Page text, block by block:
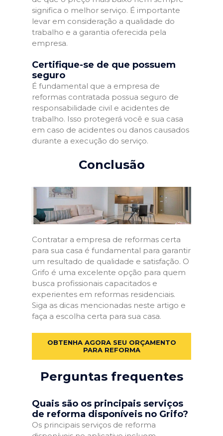
significa o melhor serviço. É importante
levar em consideração a qualidade do
trabalho e a garantia oferecida pela
empresa.
Certifique-se de que possuem
seguro
É fundamental que a empresa de
reformas contratada possua seguro de
responsabilidade civil e acidentes de
trabalho. Isso protegerá você e sua casa
em caso de acidentes ou danos causados
durante a execução do serviço.
Conclusão
Contratar a empresa de reformas certa
para sua casa é fundamental para garantir
um resultado de qualidade e satisfação. O
Grifo é uma excelente opção para quem
busca profissionais capacitados e
experientes em reformas residenciais.
Siga as dicas mencionadas neste artigo e
faça a escolha certa para sua casa.
OBTENHA AGORA SEU ORÇAMENTO
PARA REFORMA
Perguntas frequentes
Quais são os principais serviços
de reforma disponíveis no Grifo?
Os principais serviços de reforma